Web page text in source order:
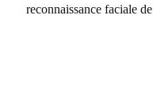
reconnaissance faciale